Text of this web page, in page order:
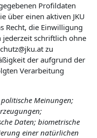
Profildaten
über einen aktiven JKU
Recht, die Einwilligung
jederzeit schriftlich ohne
zu
der aufgrund der
Verarbeitung
Meinungen;
Daten; biometrische
einer natürlichen